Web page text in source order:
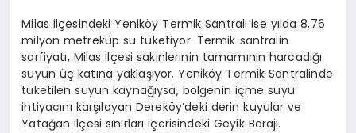
Milas ilçesindeki Yeniköy Termik Santrali ise yılda 8,76
milyon metreküp su tüketiyor. Termik santralin
sarfiyatı, Milas ilçesi sakinlerinin tamamının harcadığı
suyun üç katına yaklaşıyor. Yeniköy Termik Santralinde
tüketilen suyun kaynağıysa, bölgenin içme suyu
ihtiyacını karşılayan Dereköy’deki derin kuyular ve
Yatağan ilçesi sınırları içerisindeki Geyik Barajı.